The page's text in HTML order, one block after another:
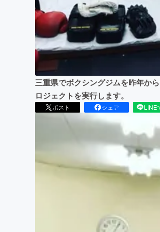
三重県でボクシングジムを昨年か
ロジェクトを実行します。
ポスト シェア LINE